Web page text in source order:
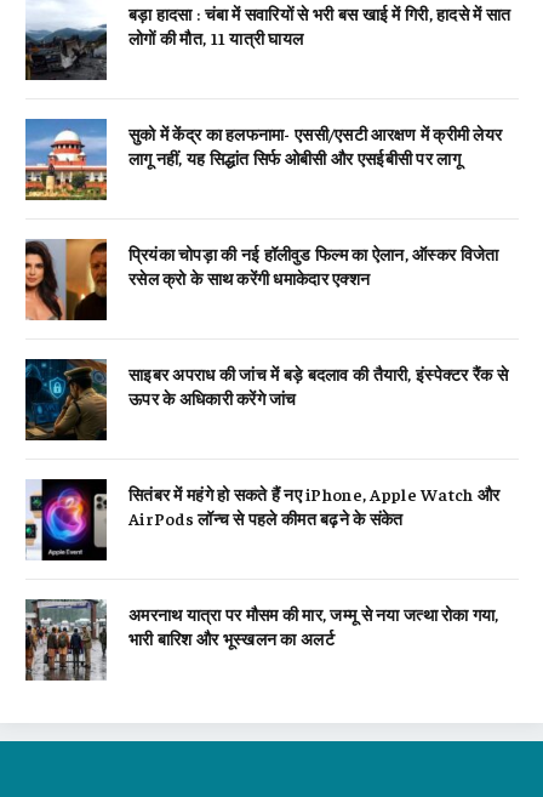
बड़ा हादसा : चंबा में सवारियों से भरी बस खाई में गिरी, हादसे में सात
लोगों की मौत, 11 यात्री घायल
सुको में केंद्र का हलफनामा- एससी/एसटी आरक्षण में क्रीमी लेयर
लागू नहीं, यह सिद्धांत सिर्फ ओबीसी और एसईबीसी पर लागू
प्रियंका चोपड़ा की नई हॉलीवुड फिल्म का ऐलान, ऑस्कर विजेता
रसेल क्रो के साथ करेंगी धमाकेदार एक्शन
साइबर अपराध की जांच में बड़े बदलाव की तैयारी, इंस्पेक्टर रैंक से
ऊपर के अधिकारी करेंगे जांच
सितंबर में महंगे हो सकते हैं नए iPhone, Apple Watch और
AirPods लॉन्च से पहले कीमत बढ़ने के संकेत
अमरनाथ यात्रा पर मौसम की मार, जम्मू से नया जत्था रोका गया,
भारी बारिश और भूस्खलन का अलर्ट